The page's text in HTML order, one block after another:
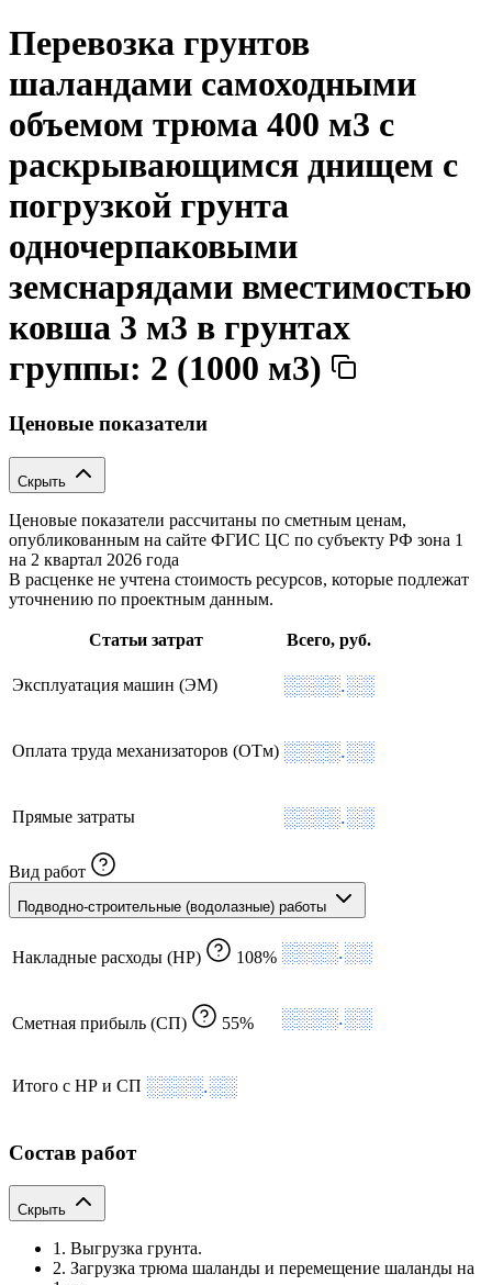
Перевозка грунтов
шаландами самоходными
объемом трюма 400 м3 с
раскрывающимся днищем с
погрузкой грунта
одночерпаковыми
земснарядами вместимостью
ковша 3 м3 в грунтах
группы: 2 (1000 м3)
Ценовые показатели
Скрыть
Ценовые показатели рассчитаны по сметным ценам,
опубликованным на сайте ФГИС ЦС по субъекту РФ зона 1
на 2 квартал 2026 года
В расценке не учтена стоимость ресурсов, которые подлежат
уточнению по проектным данным.
Статьи затрат Всего, руб.
Эксплуатация машин (ЭМ) ░░░░.░░
Оплата труда механизаторов (ОТм) ░░░░.░░
Прямые затраты ░░░░.░░
Вид работ
Подводно-строительные (водолазные) работы
Накладные расходы (НР) 108% ░░░░.░░
Сметная прибыль (СП) 55% ░░░░.░░
Итого с НР и СП ░░░░.░░
Состав работ
Скрыть
1. Выгрузка грунта.
2. Загрузка трюма шаланды и перемещение шаланды на